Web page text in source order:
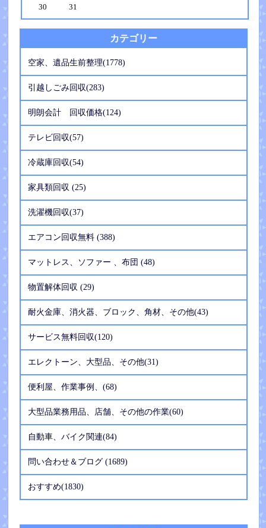
30
31
カテゴリー
空家、遺品生前整理(1778)
引越しごみ回収(283)
明朗会計 回収価格(124)
テレビ回収(57)
冷蔵庫回収(54)
家具類回収 (25)
洗濯機回収(37)
エアコン回収無料 (388)
マットレス、ソファー 、布団 (48)
物置解体回収 (29)
耐火金庫、消火器、ブロック、角材、その他(43)
サービス無料回収(120)
エレクトーン、大型品、その他(31)
便利屋、作業事例、(68)
大型品業務用品、店舗、その他の作業(60)
自動車、バイク関連(84)
問い合わせ＆ブログ (1689)
おすすめ(1830)